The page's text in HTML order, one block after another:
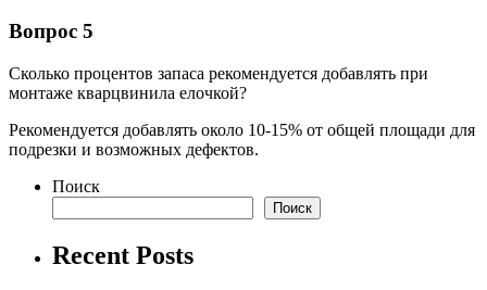
Вопрос 5
Сколько процентов запаса рекомендуется добавлять при
монтаже кварцвинила елочкой?
Рекомендуется добавлять около 10-15% от общей площади для
подрезки и возможных дефектов.
Поиск
Поиск
Recent Posts